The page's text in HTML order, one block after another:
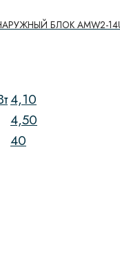
БЛОК AMW2-
4,10
4,50
40